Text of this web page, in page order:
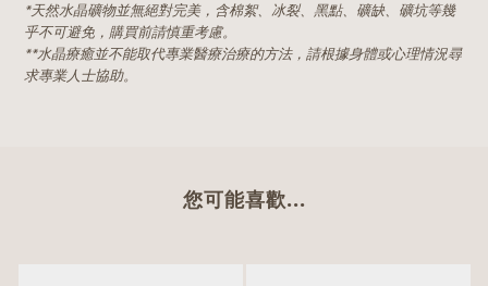
*天然水晶礦物並無絕對完美，含棉絮、冰裂、黑點、礦缺、礦坑等幾
乎不可避免，購買前請慎重考慮。
**水晶療癒並不能取代專業醫療治療的方法，請根據身體或心理情況尋
求專業人士協助。
您可能喜歡...